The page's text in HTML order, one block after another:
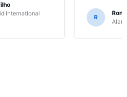
International
R